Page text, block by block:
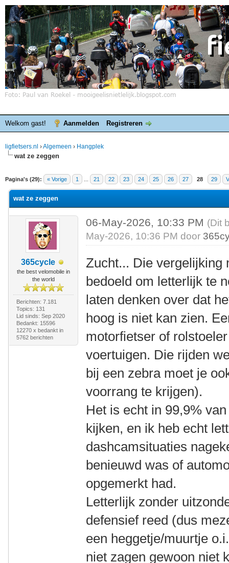
Welkom gast! Aanmelden Registreren
ligfietsers.nl ›Algemeen › Hangplek
wat ze zeggen
Pagina's (29): « Vorige 1 21 22 23 24 25 26 27 28 29
waardering is 0
wat ze zeggen
365cycle
the best velomobile in
the world
Berichten: 7.181
Topics: 131
Lid sinds: Sep 2020
Bedankt: 15596
12270 x bedankt in
5762 berichten
06-May-2026, 10:33 PM (Dit
May-2026, 10:36 PM door
Zucht... Die vergelijking
bedoeld om letterlijk te
laten denken over dat
hoog is niet kan zien.
motorfietser of
voertuigen. Die rijden
bij een zebra moet je
voorrang te krijgen).
Het is echt in 99,9%
kijken, en ik heb echt
dashcamsituaties
benieuwd was of
opgemerkt had.
Letterlijk zonder
defensief reed (dus
een heggetje/muurtje
niet zagen gewoon niet